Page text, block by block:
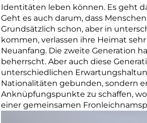
Identitäten leben können. Es geht
Geht es auch darum, dass
Grundsätzlich schon, aber in
kommen, verlassen ihre Heimat
Neuanfang. Die zweite Generation
beherrscht. Aber auch diese
unterschiedlichen
Nationalitäten gebunden, sondern
Anknüpfungspunkte zu schaffen,
einer gemeinsamen